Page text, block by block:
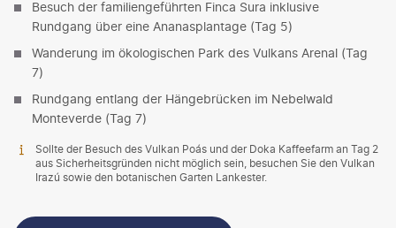
Besuch der familiengeführten Finca Sura inklusive
Rundgang über eine Ananasplantage (Tag 5)
Wanderung im ökologischen Park des Vulkans Arenal (Tag
7)
Rundgang entlang der Hängebrücken im Nebelwald
Monteverde (Tag 7)
Sollte der Besuch des Vulkan Poás und der Doka Kaffeefarm an Tag 2
aus Sicherheitsgründen nicht möglich sein, besuchen Sie den Vulkan
Irazú sowie den botanischen Garten Lankester.